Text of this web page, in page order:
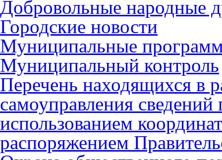
Добровольные народные
Городские новости
Муниципальные
Муниципальный контроль
Перечень находящихся в
самоуправления
использованием
распоряжением